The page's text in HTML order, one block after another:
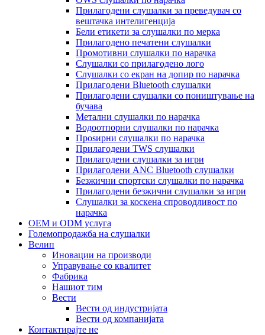
Прилагодени слушалки за преведувач со
вештачка интелигенција
Бели етикети за слушалки по мерка
Прилагодено печатени слушалки
Промотивни слушалки по нарачка
Слушалки со прилагодено лого
Слушалки со екран на допир по нарачка
Прилагодени Bluetooth слушалки
Прилагодени слушалки со поништување на
бучава
Метални слушалки по нарачка
Водоотпорни слушалки по нарачка
Проѕирни слушалки по нарачка
Прилагодени TWS слушалки
Прилагодени слушалки за игри
Прилагодени ANC Bluetooth слушалки
Безжични спортски слушалки по нарачка
Прилагодени безжични слушалки за игри
Слушалки за коскена спроводливост по
нарачка
OEM и ODM услуга
Големопродажба на слушалки
Велип
Иновации на производи
Управување со квалитет
Фабрика
Нашиот тим
Вести
Вести од индустријата
Вести од компанијата
Контактирајте не